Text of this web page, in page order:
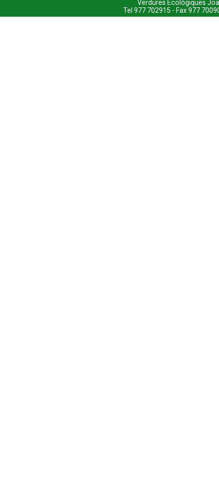
Verdures Ecològiques
Tel 977 702915 - Fax 977